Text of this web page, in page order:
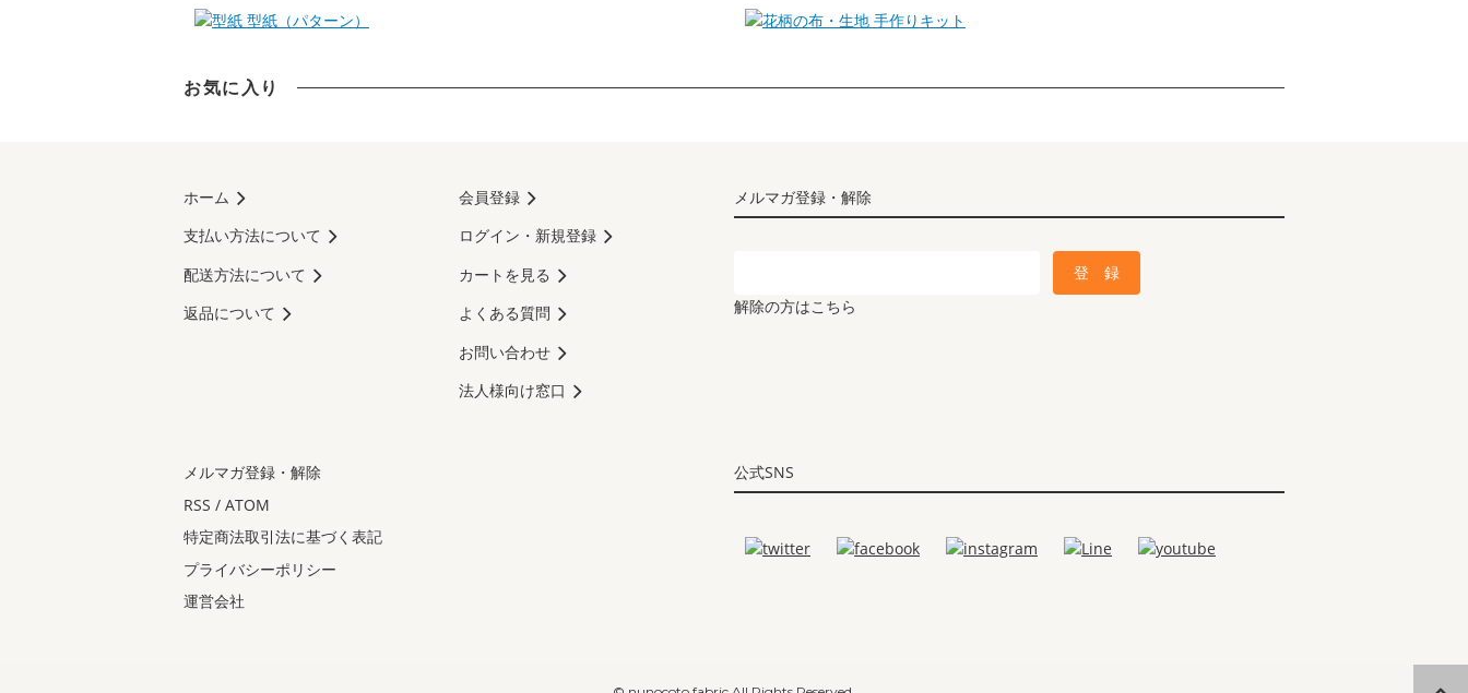
型紙（パターン） 手作りキット
お気に入り
メルマガ登録・解除
解除の方はこちら
ホーム
支払い方法について
配送方法について
返品について
会員登録
ログイン・新規登録
カートを見る
よくある質問
お問い合わせ
法人様向け窓口
公式SNS
メルマガ登録・解除
RSS / ATOM
特定商法取引法に基づく表記
プライバシーポリシー
運営会社